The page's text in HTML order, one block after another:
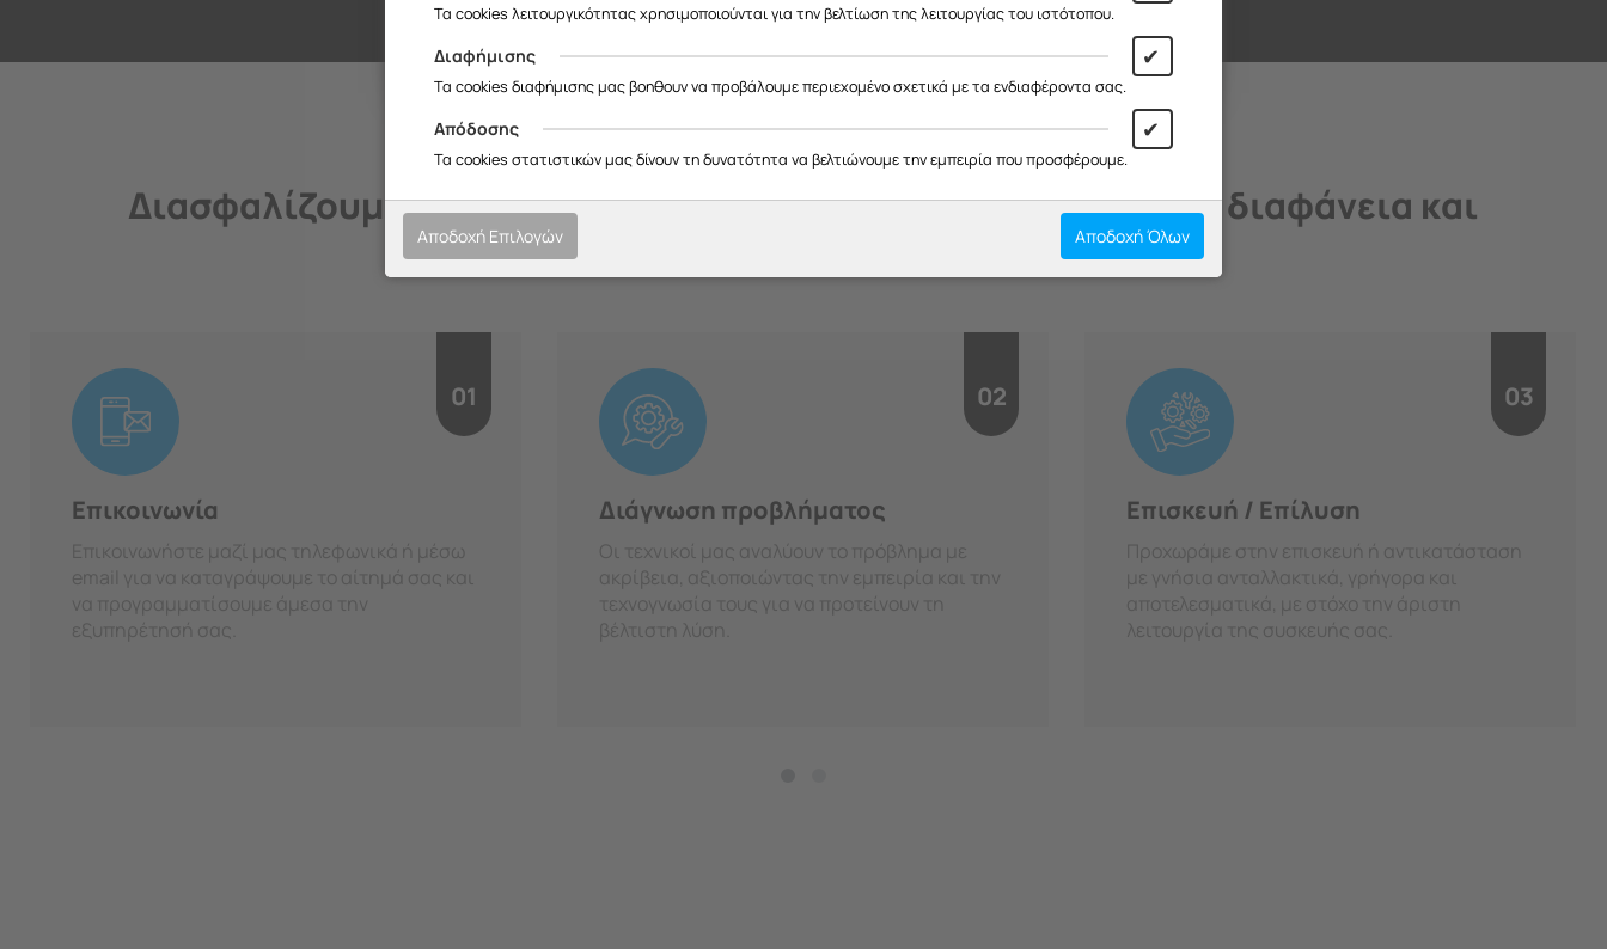
H Διαδικασία μας
Διασφαλίζουμε την ποιοτική εξυπηρέτηση σε κάθε στάδιο, με διαφάνεια και
01
Επικοινωνία
Επικοινωνήστε μαζί μας τηλεφωνικά ή μέσω
email για να καταγράψουμε το αίτημά σας και
να προγραμματίσουμε άμεσα την
εξυπηρέτησή σας.
02
Διάγνωση προβλήματος
Οι τεχνικοί μας αναλύουν το πρόβλημα με
ακρίβεια, αξιοποιώντας την εμπειρία και την
τεχνογνωσία τους για να προτείνουν τη
βέλτιστη λύση.
03
Επισκευή / Επίλυση
Προχωράμε στην επισκευή ή αντικατάσταση
με γνήσια ανταλλακτικά, γρήγορα και
αποτελεσματικά, με στόχο την άριστη
λειτουργία της συσκευής σας.
Τα cookies λειτουργικότητας χρησιμοποιούνται για την βελτίωση της λειτουργίας του ιστότοπου.
Διαφήμισης ✔
Τα cookies διαφήμισης μας βοηθουν να προβάλουμε περιεχομένο σχετικά με τα ενδιαφέροντα σας.
Απόδοσης ✔
Τα cookies στατιστικών μας δίνουν τη δυνατότητα να βελτιώνουμε την εμπειρία που προσφέρουμε.
Αποδοχή Επιλογών Αποδοχή Όλων
Σας ευχαριστούμε για την κατανόηση και σας ευχόμαστε καλό καλοκαίρι!